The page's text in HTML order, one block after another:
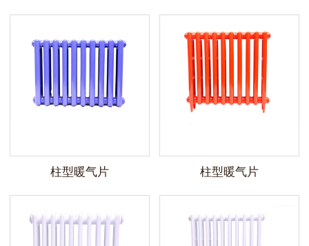
柱型暖气片 柱型暖气片